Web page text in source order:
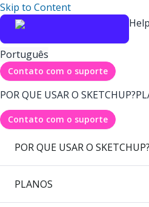
Skip to Content
Help
Português
Contato com o suporte
POR QUE USAR O SKETCHUP?
Contato com o suporte
POR QUE USAR O SKETCHUP?
PLANOS